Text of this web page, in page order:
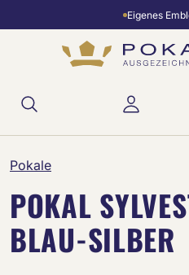
Zum Hauptinhalt springen
Eigenes
Pokale
POKAL
BLAU-SILBER